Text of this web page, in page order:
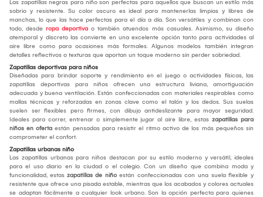
Las zapatillas negras para niño son perfectas para aquellos que buscan un estilo más
sobrio y resistente. Su color oscuro es ideal para mantenerlas limpias y libres de
manchas, lo que las hace perfectas para el día a día. Son versátiles y combinan con
todo, desde ropa deportiva o también atuendos más casuales. Asimismo, su diseño
atemporal y discreto las convierte en una excelente opción tanto para actividades al
aire libre como para ocasiones más formales. Algunos modelos también integran
detalles reflectivos o texturas que aportan un toque moderno sin perder sobriedad.
Zapatillas deportivas para niños
Diseñadas para brindar soporte y rendimiento en el juego o actividades físicas, las
zapatillas deportivas para niños ofrecen una estructura liviana, amortiguación
adecuada y buena ventilación. Están confeccionadas con materiales respirables como
mallas técnicas y reforzadas en zonas clave como el talón y los dedos. Sus suelas
suelen ser flexibles pero firmes, con dibujo antideslizante para mayor seguridad.
Ideales para correr, entrenar o simplemente jugar al aire libre, estas zapatillas para
niños en oferta están pensadas para resistir el ritmo activo de los más pequeños sin
comprometer el confort.
Zapatillas urbanas niño
Las zapatillas urbanas para niños destacan por su estilo moderno y versátil, ideales
para el uso diario en la ciudad o el colegio. Con un diseño que combina moda y
funcionalidad, estas zapatillas de niño están confeccionadas con una suela flexible y
resistente que ofrece una pisada estable, mientras que los acabados y colores actuales
se adaptan fácilmente a cualquier look urbano. Son la opción perfecta para quienes